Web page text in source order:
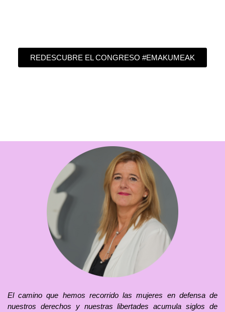
REDESCUBRE EL CONGRESO #EMAKUMEAK
El camino que hemos recorrido las mujeres en defensa de
nuestros derechos y nuestras libertades acumula siglos de